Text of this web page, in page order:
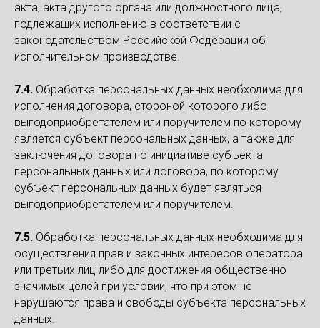
акта, акта другого органа или должностного лица,
подлежащих исполнению в соответствии с
законодательством Российской Федерации об
исполнительном производстве.
7.4. Обработка персональных данных необходима для
исполнения договора, стороной которого либо
выгодоприобретателем или поручителем по которому
является субъект персональных данных, а также для
заключения договора по инициативе субъекта
персональных данных или договора, по которому
субъект персональных данных будет являться
выгодоприобретателем или поручителем.
7.5. Обработка персональных данных необходима для
осуществления прав и законных интересов оператора
или третьих лиц либо для достижения общественно
значимых целей при условии, что при этом не
нарушаются права и свободы субъекта персональных
данных.